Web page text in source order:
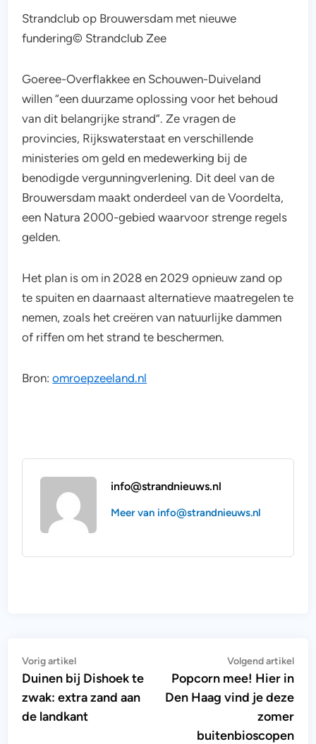
Strandclub op Brouwersdam met nieuwe
fundering© Strandclub Zee
Goeree-Overflakkee en Schouwen-Duiveland
willen “een duurzame oplossing voor het behoud
van dit belangrijke strand”. Ze vragen de
provincies, Rijkswaterstaat en verschillende
ministeries om geld en medewerking bij de
benodigde vergunningverlening. Dit deel van de
Brouwersdam maakt onderdeel van de Voordelta,
een Natura 2000-gebied waarvoor strenge regels
gelden.
Het plan is om in 2028 en 2029 opnieuw zand op
te spuiten en daarnaast alternatieve maatregelen te
nemen, zoals het creëren van natuurlijke dammen
of riffen om het strand te beschermen.
Bron:omroepzeeland.nl
info@strandnieuws.nl
Meer van info@strandnieuws.nl
Bericht
navigatie
Vorig artikelVorig
artikel:
Duinen bij Dishoek te
zwak: extra zand aan
de landkant
Volgend artikel
Popcorn mee! Hier in
Den Haag vind je deze
zomer
buitenbioscopen